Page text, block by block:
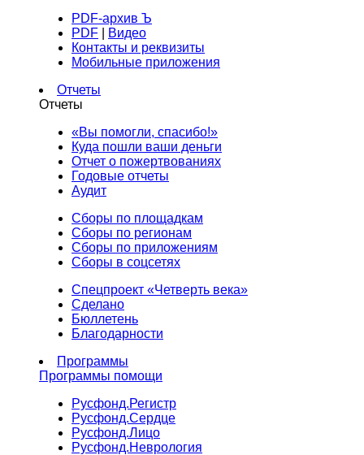
PDF-архив Ъ
PDF
Видео
Контакты и реквизиты
Мобильные приложения
Отчеты
Отчеты
«Вы помогли, спасибо!»
Куда пошли ваши деньги
Отчет о пожертвованиях
Годовые отчеты
Аудит
Сборы по площадкам
Сборы по регионам
Сборы по приложениям
Сборы в соцсетях
Спецпроект «Четверть века»
Сделано
Бюллетень
Благодарности
Программы
Программы помощи
Русфонд.Регистр
Русфонд.Сердце
Русфонд.Лицо
Русфонд.Неврология